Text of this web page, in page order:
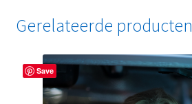
Gerelateerde producten
Save